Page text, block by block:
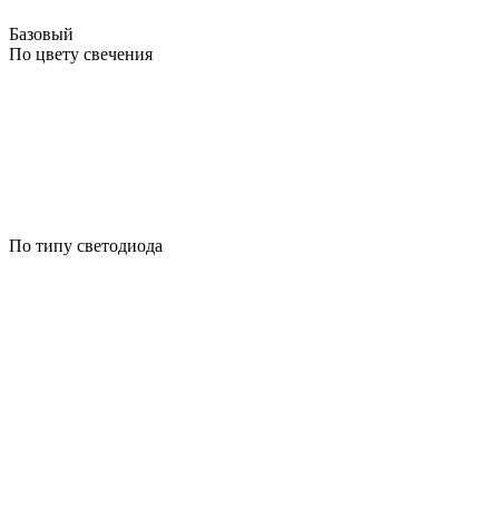
Базовый
По цвету свечения
По типу светодиода